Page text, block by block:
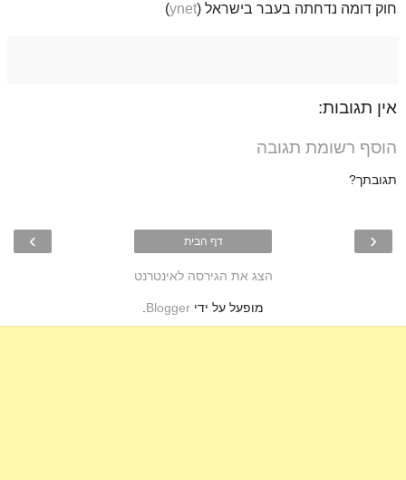
חוק דומה נדחתה בעבר בישראל (ynet
)
אין תגובות:
הוסף רשומת תגובה
תגובתך?
‹
› דף הבית
הצג את הגירסה לאינטרנט
מופעל על ידי Blogger